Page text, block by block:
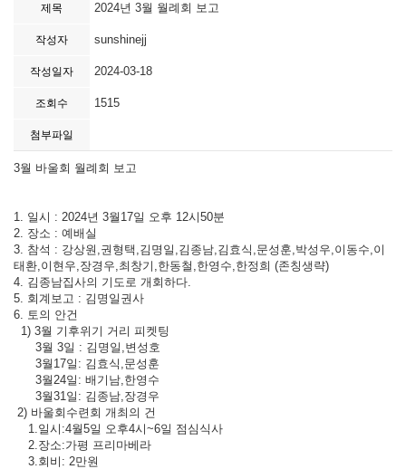
제목 2024년 3월 월례회 보고
작성자 sunshinejj
작성일자 2024-03-18
조회수 1515
첨부파일
3월 바울회 월례회 보고
1. 일시 : 2024년 3월17일 오후 12시50분
2. 장소 : 예배실
3. 참석 : 강상원,권형택,김명일,김종남,김효식,문성훈,박성우,이동수,이
태환,이현우,장경우,최창기,한동철,한영수,한정희 (존칭생략)
4. 김종남집사의 기도로 개회하다.
5. 회계보고 : 김명일권사
6. 토의 안건
1) 3월 기후위기 거리 피켓팅
3월 3일 : 김명일,변성호
3월17일: 김효식,문성훈
3월24일: 배기남,한영수
3월31일: 김종남,장경우
2) 바울회수련회 개최의 건
1.일시:4월5일 오후4시~6일 점심식사
2.장소:가평 프리마베라
3.회비: 2만원